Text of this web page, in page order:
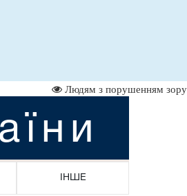
Людям з порушенням зору
ІНШЕ